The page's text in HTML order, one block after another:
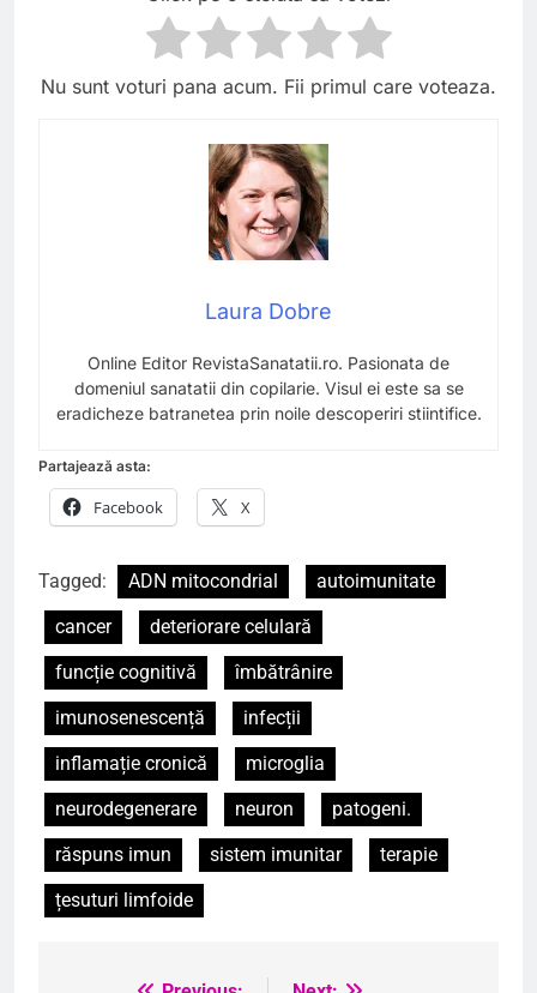
Nu sunt voturi pana acum. Fii primul care voteaza.
Laura Dobre
Online Editor RevistaSanatatii.ro. Pasionata de
domeniul sanatatii din copilarie. Visul ei este sa se
eradicheze batranetea prin noile descoperiri stiintifice.
Partajează asta:
Facebook X
Tagged: ADN mitocondrial
autoimunitate
cancer
deteriorare celulară
funcție cognitivă
îmbătrânire
imunosenescență
infecții
inflamație cronică
microglia
neurodegenerare
neuron
patogeni.
răspuns imun
sistem imunitar
terapie
țesuturi limfoide